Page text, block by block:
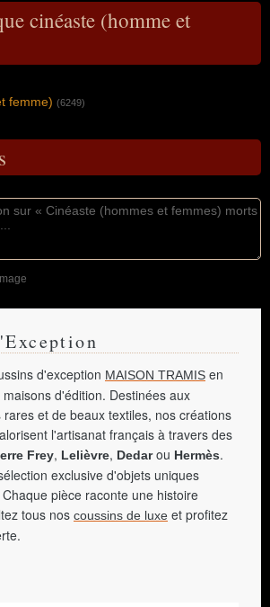
cinéaste (homme et
femme) (6249)
Image
d'exception MAISON TRAMIS en
d'édition. Destinées aux
et de beaux textiles, nos créations
l'artisanat français à travers des
Frey, Lelièvre, Dedarou Hermès.
exclusive d'objets uniques
pièce raconte une histoire
tous nos coussins de luxe et profitez